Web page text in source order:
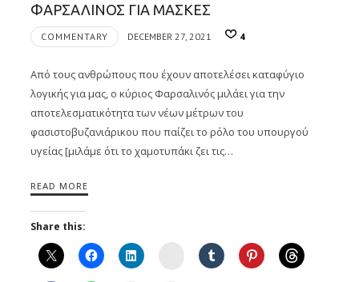
ΦΑΡΣΑΛΙΝΟΣ ΓΙΑ ΜΑΣΚΕΣ
COMMENTARY DECEMBER 27, 2021 4
Από τους ανθρώπους που έχουν αποτελέσει καταφύγιο
λογικής για μας, ο κύριος Φαρσαλινός μιλάει για την
αποτελεσματικότητα των νέων μέτρων του
φασιστοβυζανιάρικου που παίζει το ρόλο του υπουργού
υγείας [μιλάμε ότι το χαμοτυπάκι ζει τις…
READ MORE
Share this:
Instagram